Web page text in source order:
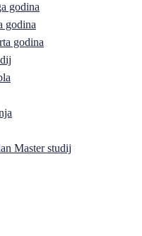
godina
godina
godina
Master studij